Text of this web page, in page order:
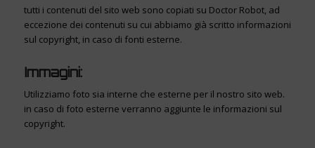
tutti i contenuti del sito web sono copiati su Doctor Robot, ad
eccezione dei contenuti su cui abbiamo già scritto informazioni
sul copyright, in caso di fonti esterne.
Immagini:
Utilizziamo foto sia interne che esterne per il nostro sito web.
in caso di foto esterne verranno aggiunte le informazioni sul
copyright.